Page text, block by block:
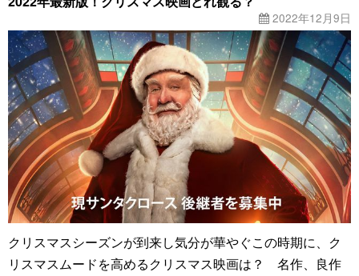
2022年12月9日
クリスマスシーズンが到来し気分が華やぐこの時期に、ク
リスマスムードを高めるクリスマス映画は？ 名作、良作